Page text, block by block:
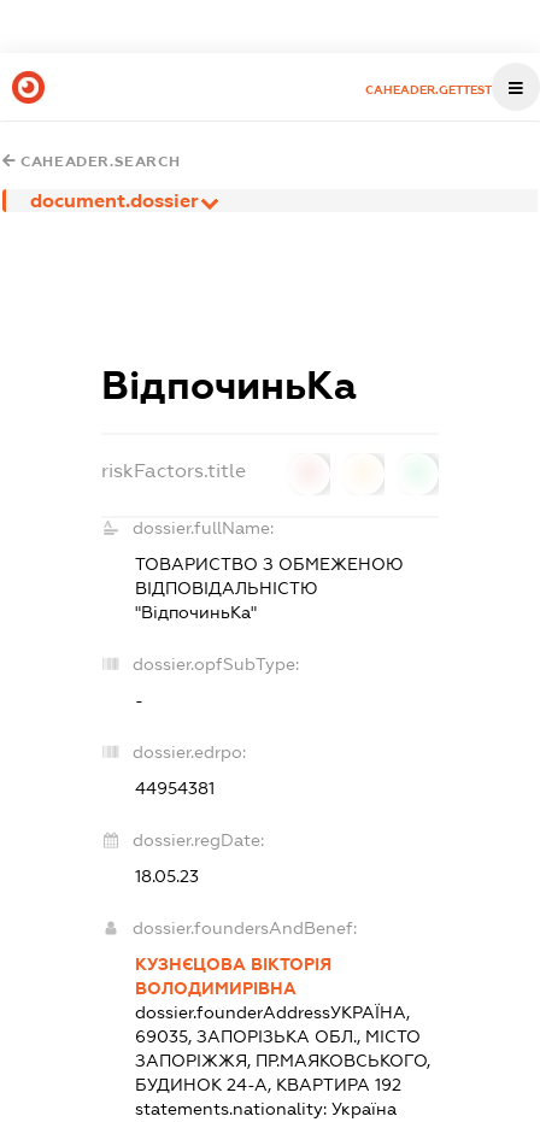
CAHEADER.GETTEST
CAHEADER.SEARCH
document.dossier
ВідпочиньКа
riskFactors.title
dossier.fullName:
ТОВАРИСТВО З ОБМЕЖЕНОЮ
ВІДПОВІДАЛЬНІСТЮ
"ВідпочиньКа"
dossier.opfSubType:
-
dossier.edrpo:
44954381
dossier.regDate:
18.05.23
dossier.foundersAndBenef:
КУЗНЄЦОВА ВІКТОРІЯ
ВОЛОДИМИРІВНА
dossier.founderAddressУКРАЇНА,
69035, ЗАПОРІЗЬКА ОБЛ., МІСТО
ЗАПОРІЖЖЯ, ПР.МАЯКОВСЬКОГО,
БУДИНОК 24-А, КВАРТИРА 192
statements.nationality:Україна